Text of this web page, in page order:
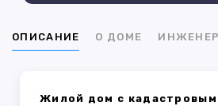
ОПИСАНИЕ О ДОМЕ
Жилой дом с